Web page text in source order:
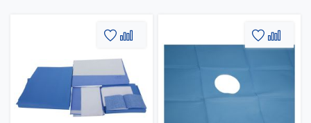
Adaugati
Lista
de
Dorinte
Adaugati
pentru
la